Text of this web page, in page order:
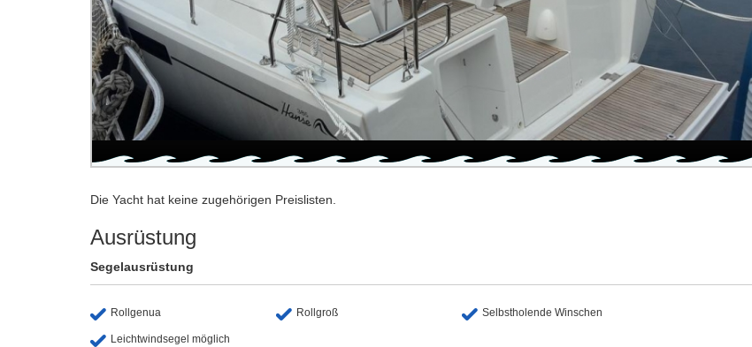
Die Yacht hat keine zugehörigen Preislisten.
Ausrüstung
Segelausrüstung
Rollgenua Rollgroß Selbstholende Winschen
Leichtwindsegel möglich